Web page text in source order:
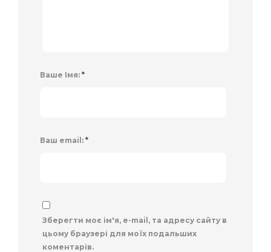
Ваше Імя: *
Ваш email: *
Зберегти моє ім'я, e-mail, та адресу сайту в
цьому браузері для моїх подальших
коментарів.